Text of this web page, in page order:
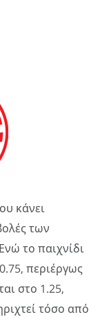
κάνει
των
το παιχνίδι
περιέργως
στο 1.25,
τόσο από